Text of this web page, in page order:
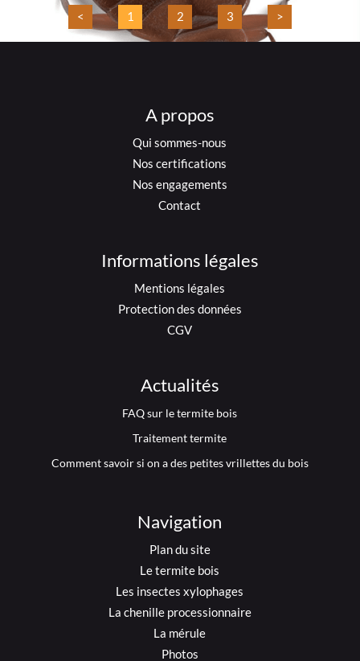
< 1 2 3 >
A propos
Qui sommes-nous
Nos certifications
Nos engagements
Contact
Informations légales
Mentions légales
Protection des données
CGV
Actualités
FAQ sur le termite bois
Traitement termite
Comment savoir si on a des petites vrillettes du bois
Navigation
Plan du site
Le termite bois
Les insectes xylophages
La chenille processionnaire
La mérule
Photos